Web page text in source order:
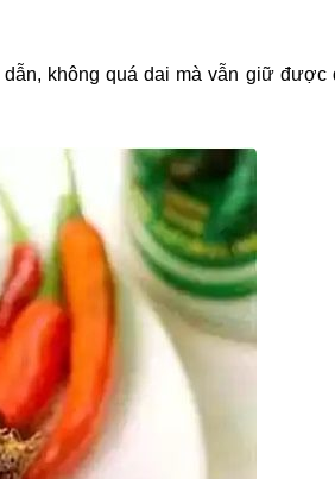
không quá dai mà vẫn giữ được